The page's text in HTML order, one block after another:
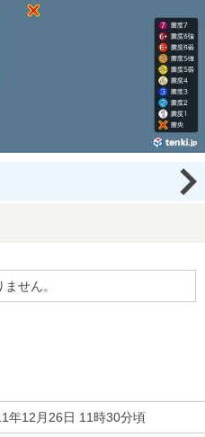
せん。
年12月26日 11時30分頃